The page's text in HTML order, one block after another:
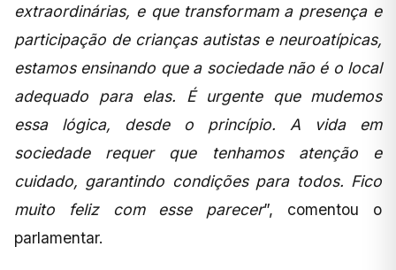
extraordinárias, e que transformam a presença e
participação de crianças autistas e neuroatípicas,
estamos ensinando que a sociedade não é o local
adequado para elas. É urgente que mudemos
essa lógica, desde o princípio. A vida em
sociedade requer que tenhamos atenção e
cuidado, garantindo condições para todos. Fico
muito feliz com esse parecer”, comentou o
parlamentar.